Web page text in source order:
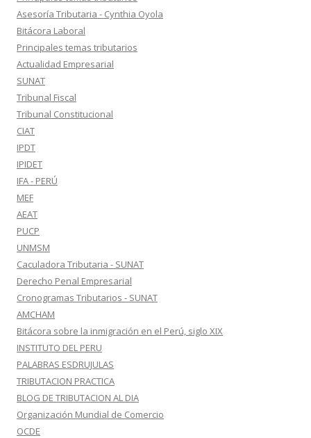
Asesoría Tributaria - Cynthia Oyola
Bitácora Laboral
Principales temas tributarios
Actualidad Empresarial
SUNAT
Tribunal Fiscal
Tribunal Constitucional
CIAT
IPDT
IPIDET
IFA - PERÚ
MEF
AEAT
PUCP
UNMSM
Caculadora Tributaria - SUNAT
Derecho Penal Empresarial
Cronogramas Tributarios - SUNAT
AMCHAM
Bitácora sobre la inmigración en el Perú, siglo XIX
INSTITUTO DEL PERU
PALABRAS ESDRUJULAS
TRIBUTACION PRACTICA
BLOG DE TRIBUTACION AL DIA
Organización Mundial de Comercio
OCDE